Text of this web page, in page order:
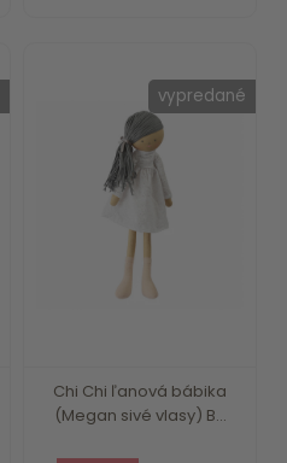
Chi Chi ľanová bábika
(Megan sivé vlasy) B...
vypredané